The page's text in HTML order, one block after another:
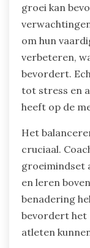
groei kan
om hun
verbeteren,
bevordert.
tot stress en
heeft op de
Het
cruciaal.
groeimindset
en leren
benadering
bevordert het
atleten